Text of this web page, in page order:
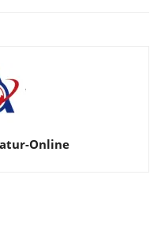
Online